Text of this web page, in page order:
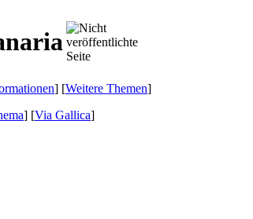
] [Weitere Themen]
] [Via Gallica]